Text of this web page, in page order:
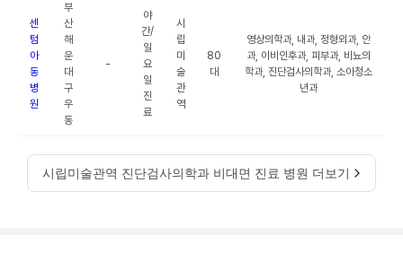
센
텀
아
동
병
원
부
산
해
운
대
구
우
동
-
야
간/
일
요
일
진
료
시
립
미
술
관
역
80
대
영상의학과, 내과, 정형외과, 안
과, 이비인후과, 피부과, 비뇨의
학과, 진단검사의학과, 소아청소
년과
시립미술관역 진단검사의학과 비대면 진료 병원 더보기